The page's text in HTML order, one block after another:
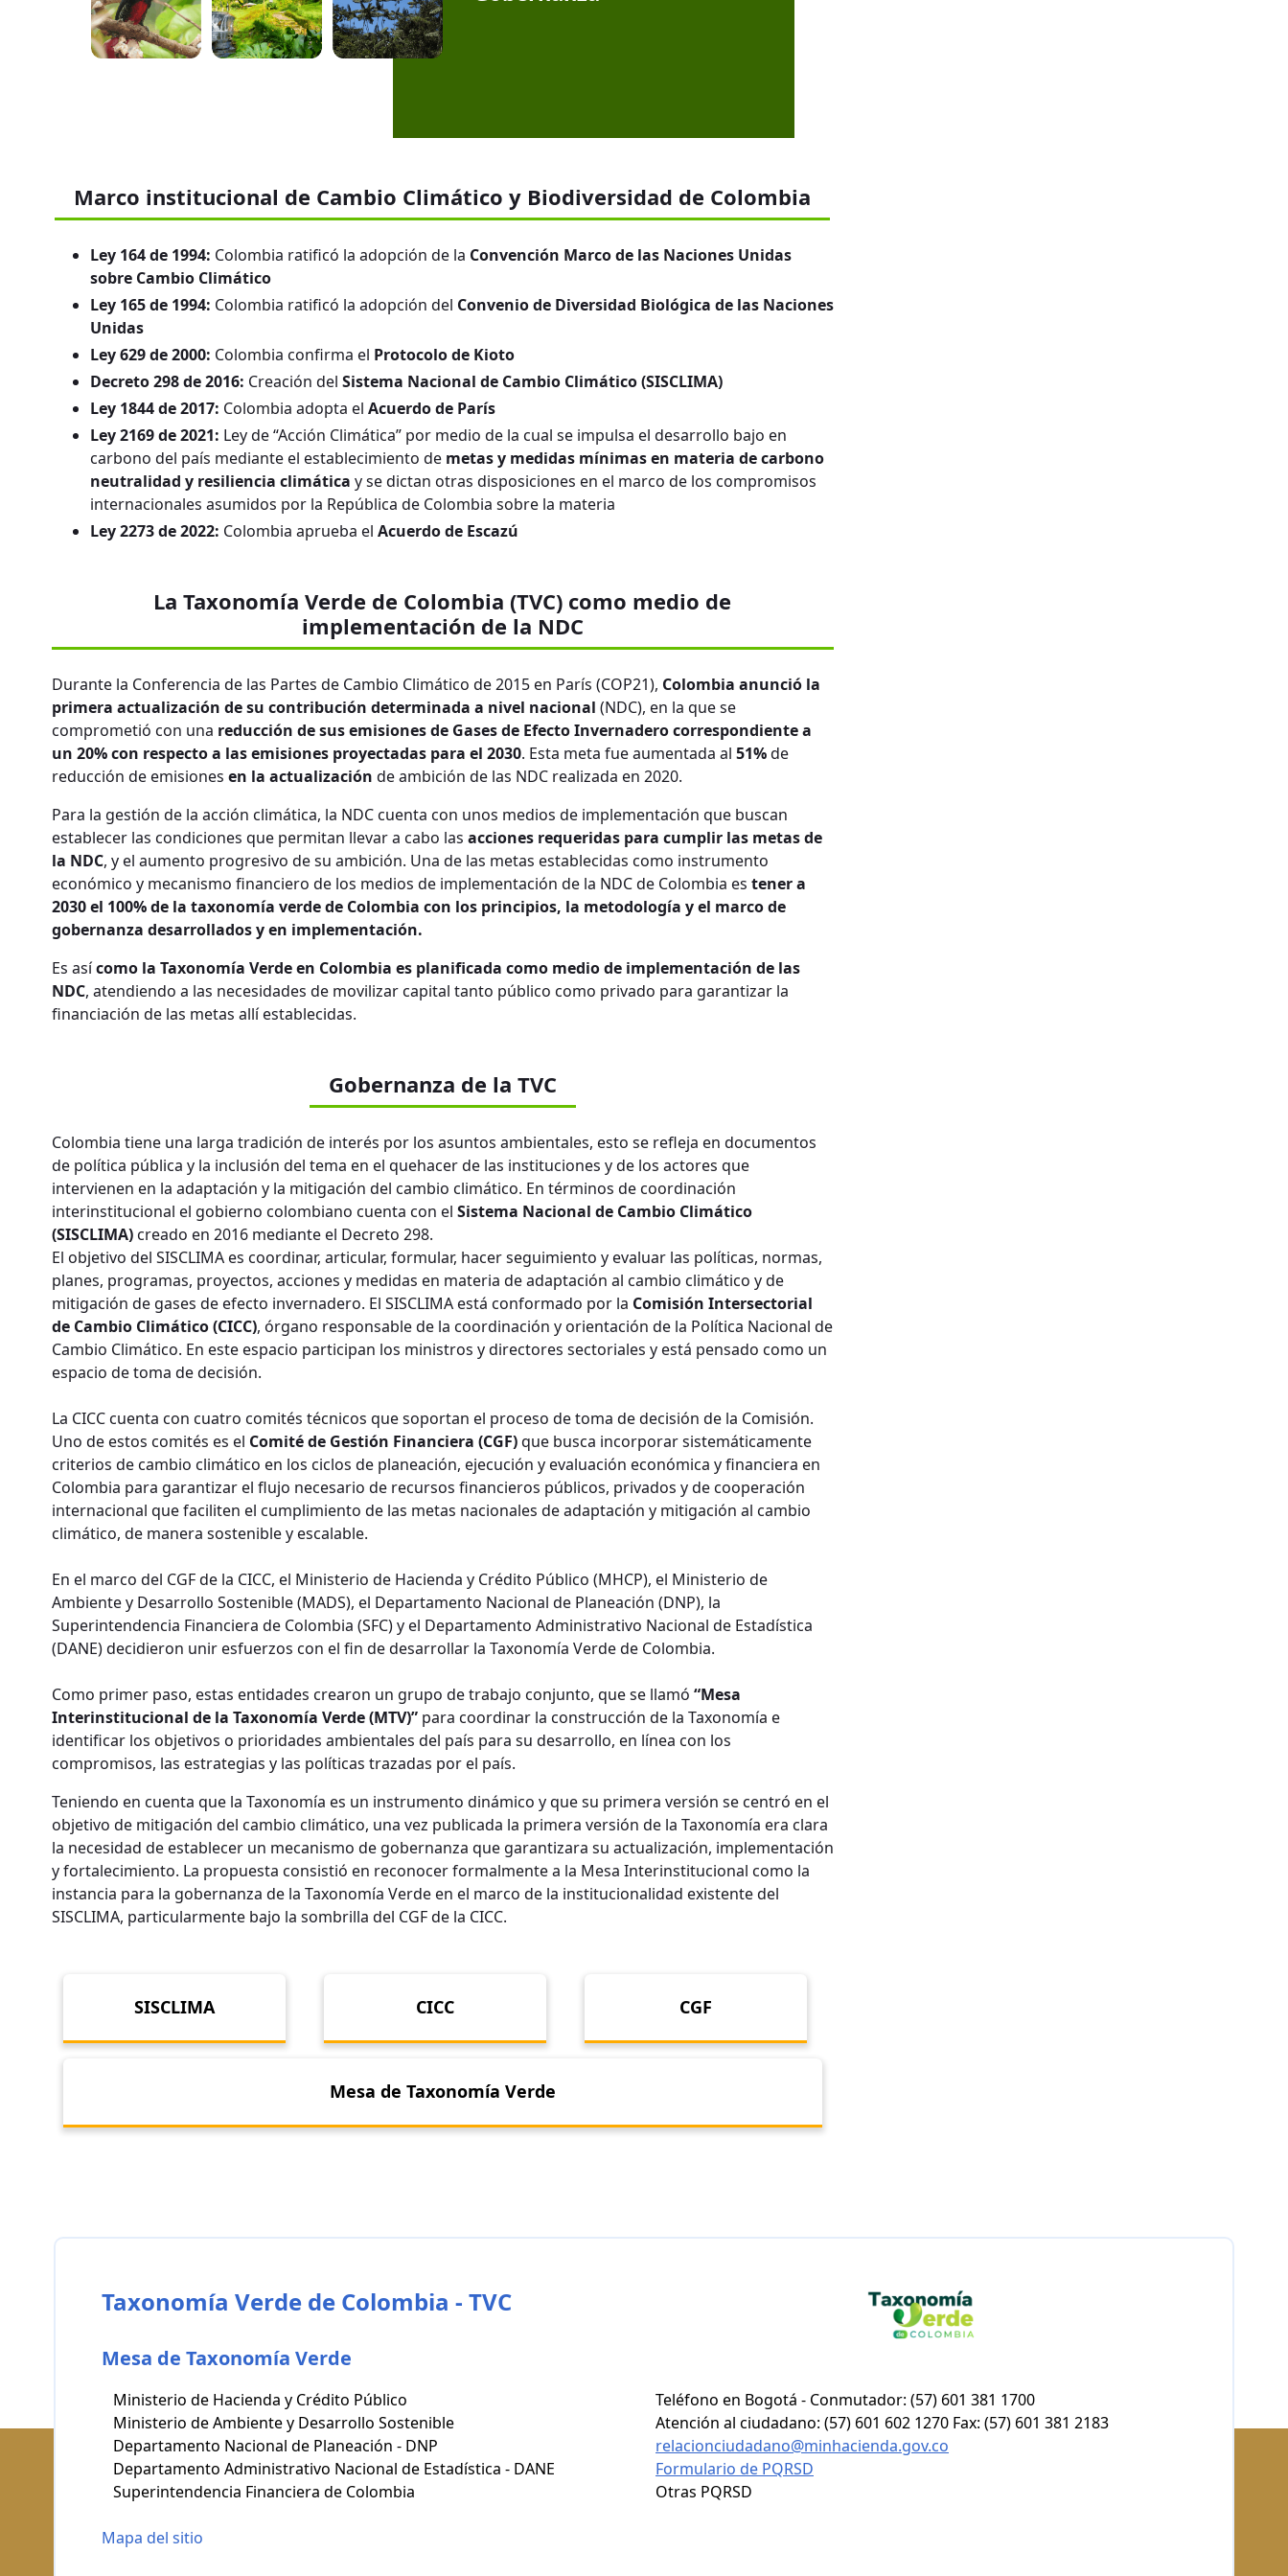
Marco institucional de Cambio Climático y Biodiversidad de Colombia
Ley 164 de 1994: Colombia ratificó la adopción de la Convención Marco de las Naciones Unidas
sobre Cambio Climático
Ley 165 de 1994: Colombia ratificó la adopción del Convenio de Diversidad Biológica de las Naciones
Unidas
Ley 629 de 2000: Colombia confirma el Protocolo de Kioto
Decreto 298 de 2016: Creación del Sistema Nacional de Cambio Climático (SISCLIMA)
Ley 1844 de 2017: Colombia adopta el Acuerdo de París
Ley 2169 de 2021: Ley de “Acción Climática” por medio de la cual se impulsa el desarrollo bajo en
carbono del país mediante el establecimiento de metas y medidas mínimas en materia de carbono
neutralidad y resiliencia climática y se dictan otras disposiciones en el marco de los compromisos
internacionales asumidos por la República de Colombia sobre la materia
Ley 2273 de 2022: Colombia aprueba el Acuerdo de Escazú
La Taxonomía Verde de Colombia (TVC) como medio de
implementación de la NDC
Durante la Conferencia de las Partes de Cambio Climático de 2015 en París (COP21), Colombia anunció la
primera actualización de su contribución determinada a nivel nacional (NDC), en la que se
comprometió con una reducción de sus emisiones de Gases de Efecto Invernadero correspondiente a
un 20% con respecto a las emisiones proyectadas para el 2030. Esta meta fue aumentada al 51%de
reducción de emisiones en la actualización de ambición de las NDC realizada en 2020.
Para la gestión de la acción climática, la NDC cuenta con unos medios de implementación que buscan
establecer las condiciones que permitan llevar a cabo las acciones requeridas para cumplir las metas de
la NDC, y el aumento progresivo de su ambición. Una de las metas establecidas como instrumento
económico y mecanismo financiero de los medios de implementación de la NDC de Colombia es tener a
2030 el 100% de la taxonomía verde de Colombia con los principios, la metodología y el marco de
gobernanza desarrollados y en implementación.
Es asícomo la Taxonomía Verde en Colombia es planificada como medio de implementación de las
NDC, atendiendo a las necesidades de movilizar capital tanto público como privado para garantizar la
financiación de las metas allí establecidas.
Gobernanza de la TVC
Colombia tiene una larga tradición de interés por los asuntos ambientales, esto se refleja en documentos
de política pública y la inclusión del tema en el quehacer de las instituciones y de los actores que
intervienen en la adaptación y la mitigación del cambio climático. En términos de coordinación
interinstitucional el gobierno colombiano cuenta con el Sistema Nacional de Cambio Climático
(SISCLIMA)creado en 2016 mediante el Decreto 298.
El objetivo del SISCLIMA es coordinar, articular, formular, hacer seguimiento y evaluar las políticas, normas,
planes, programas, proyectos, acciones y medidas en materia de adaptación al cambio climático y de
mitigación de gases de efecto invernadero. El SISCLIMA está conformado por la Comisión Intersectorial
de Cambio Climático (CICC), órgano responsable de la coordinación y orientación de la Política Nacional de
Cambio Climático. En este espacio participan los ministros y directores sectoriales y está pensado como un
espacio de toma de decisión.
La CICC cuenta con cuatro comités técnicos que soportan el proceso de toma de decisión de la Comisión.
Uno de estos comités es el Comité de Gestión Financiera (CGF)que busca incorporar sistemáticamente
criterios de cambio climático en los ciclos de planeación, ejecución y evaluación económica y financiera en
Colombia para garantizar el flujo necesario de recursos financieros públicos, privados y de cooperación
internacional que faciliten el cumplimiento de las metas nacionales de adaptación y mitigación al cambio
climático, de manera sostenible y escalable.
En el marco del CGF de la CICC, el Ministerio de Hacienda y Crédito Público (MHCP), el Ministerio de
Ambiente y Desarrollo Sostenible (MADS), el Departamento Nacional de Planeación (DNP), la
Superintendencia Financiera de Colombia (SFC) y el Departamento Administrativo Nacional de Estadística
(DANE) decidieron unir esfuerzos con el fin de desarrollar la Taxonomía Verde de Colombia.
Como primer paso, estas entidades crearon un grupo de trabajo conjunto, que se llamó “Mesa
Interinstitucional de la Taxonomía Verde (MTV)”para coordinar la construcción de la Taxonomía e
identificar los objetivos o prioridades ambientales del país para su desarrollo, en línea con los
compromisos, las estrategias y las políticas trazadas por el país.
Teniendo en cuenta que la Taxonomía es un instrumento dinámico y que su primera versión se centró en el
objetivo de mitigación del cambio climático, una vez publicada la primera versión de la Taxonomía era clara
la necesidad de establecer un mecanismo de gobernanza que garantizara su actualización, implementación
y fortalecimiento. La propuesta consistió en reconocer formalmente a la Mesa Interinstitucional como la
instancia para la gobernanza de la Taxonomía Verde en el marco de la institucionalidad existente del
SISCLIMA, particularmente bajo la sombrilla del CGF de la CICC.
SISCLIMA CICC CGF
Mesa de Taxonomía Verde
Taxonomía Verde de Colombia - TVC
Mesa de Taxonomía Verde
Ministerio de Hacienda y Crédito Público
Ministerio de Ambiente y Desarrollo Sostenible
Departamento Nacional de Planeación - DNP
Departamento Administrativo Nacional de Estadística - DANE
Superintendencia Financiera de Colombia
Teléfono en Bogotá - Conmutador: (57) 601 381 1700
Atención al ciudadano: (57) 601 602 1270 Fax: (57) 601 381 2183
relacionciudadano@minhacienda.gov.co
Formulario de PQRSD
Otras PQRSD
Mapa del sitio